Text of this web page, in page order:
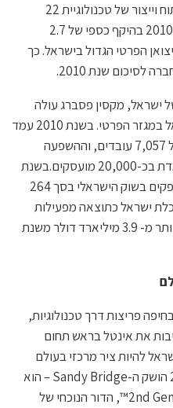
שישתלבו בשנת 2011 בהכנות לפיתוח וייצור של טכנולוגיית 22
ננומטר. אינטל ישראל ייצאה בשנת 2010 בהיקף כספי של 2.7
הפרטי הגדול בישראל. כך
לסיכום שנת 2010.
ישראל, מקסין פסברג עולה
כיאינטל הנה המעסיק הגדול בישראל במגזר הפרטי. בשנת 2010 עמד
מספר המועסקים באינטל ישראל על 7,057 עובדים, וההשפעה
העקיפה על התעסוקה בישראל נאמדת בכ-20,000 מועסקים.בשנת
2010 ביצעה אינטל רכש גומלין מספקים בשוק הישראלי בסך 264
ישראל כתוצאה מפעילות
התוכנית לפיתוח התעשייה מגיעה ליותר מ- 3.9 מיליארד דולר משנת
בחיפה פריצות דרך טכנולוגיות,
את אינטל בראש תחום
להיות ציר מרכזי בעולם
המעבדים של אינטל. בתחילת 2011 הושק ה-Sandy Bridge – הוא
שם הקוד ל- 2nd Generation Intel® Core™, הדור הנוכחי של